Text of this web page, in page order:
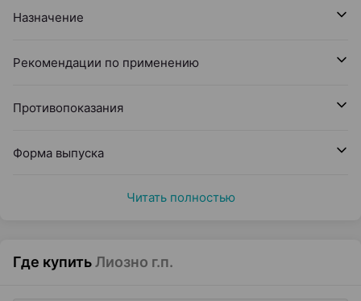
Назначение
Рекомендации по применению
Противопоказания
Форма выпуска
Читать полностью
Где купитьЛиозно г.п.